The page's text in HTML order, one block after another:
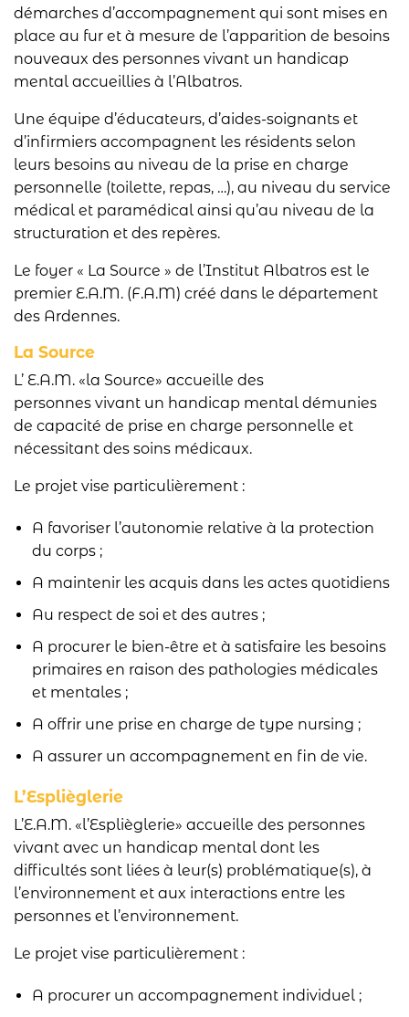
démarches d’accompagnement qui sont mises en
place au fur et à mesure de l’apparition de besoins
nouveaux des personnes vivant un handicap
mental accueillies à l’Albatros.
Une équipe d’éducateurs, d’aides-soignants et
d’infirmiers accompagnent les résidents selon
leurs besoins au niveau de la prise en charge
personnelle (toilette, repas, …), au niveau du service
médical et paramédical ainsi qu’au niveau de la
structuration et des repères.
Le foyer « La Source » de l’Institut Albatros est le
premier E.A.M. (F.A.M) créé dans le département
des Ardennes.
La Source
L’ E.A.M. «la Source» accueille des
personnes vivant un handicap mental démunies
de capacité de prise en charge personnelle et
nécessitant des soins médicaux.
Le projet vise particulièrement :
A favoriser l’autonomie relative à la protection
du corps ;
A maintenir les acquis dans les actes quotidiens
Au respect de soi et des autres ;
A procurer le bien-être et à satisfaire les besoins
primaires en raison des pathologies médicales
et mentales ;
A offrir une prise en charge de type nursing ;
A assurer un accompagnement en fin de vie.
L’Esplièglerie
L’E.A.M. «l’Esplièglerie» accueille des personnes
vivant avec un handicap mental dont les
difficultés sont liées à leur(s) problématique(s), à
l’environnement et aux interactions entre les
personnes et l’environnement.
Le projet vise particulièrement :
A procurer un accompagnement individuel ;